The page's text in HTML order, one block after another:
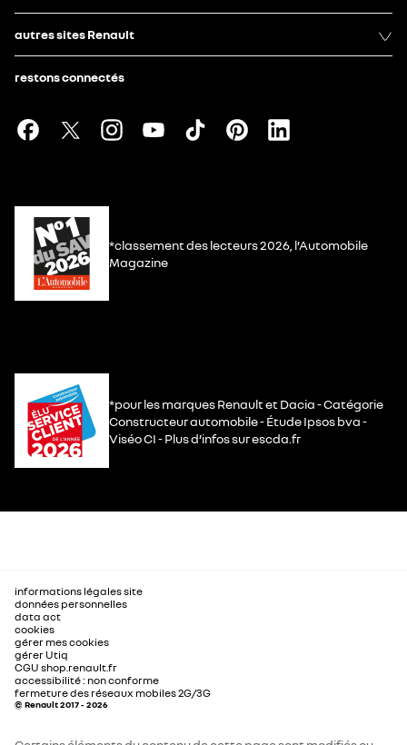
autres sites Renault
restons connectés
*classement des lecteurs 2026, l’Automobile
Magazine
*pour les marques Renault et Dacia - Catégorie
Constructeur automobile - Étude Ipsos bva -
Viséo CI - Plus d’infos sur escda.fr
informations légales site
données personnelles
data act
cookies
gérer mes cookies
gérer Utiq
CGU shop.renault.fr
accessibilité : non conforme
fermeture des réseaux mobiles 2G/3G
© Renault 2017 - 2026